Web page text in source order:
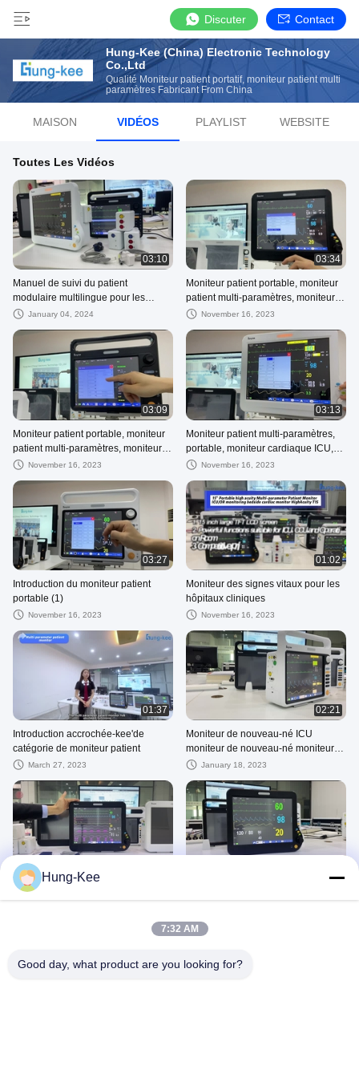
Discuter Contact
Hung-Kee (China) Electronic Technology
Co.,Ltd
Qualité Moniteur patient portatif, moniteur patient multi
paramètres Fabricant From China
MAISON VIDÉOS PLAYLIST WEBSITE
Toutes Les Vidéos
03:10
Manuel de suivi du patient
modulaire multilingue pour les
ambulances hospitalières ODM
January 04, 2024
03:34
Moniteur patient portable, moniteur
patient multi-paramètres, moniteur
patient cardiaque
November 16, 2023
03:09
Moniteur patient portable, moniteur
patient multi-paramètres, moniteur
cardiaque ICU
November 16, 2023
03:13
Moniteur patient multi-paramètres,
portable, moniteur cardiaque ICU,
moniteur patient nouveau-né
November 16, 2023
03:27
Introduction du moniteur patient
portable (1)
November 16, 2023
01:02
Moniteur des signes vitaux pour les
hôpitaux cliniques
November 16, 2023
01:37
Introduction accrochée-kee'de
catégorie de moniteur patient
March 27, 2023
02:21
Moniteur de nouveau-né ICU
moniteur de nouveau-né moniteur
de patient cardiaque moniteur de
January 18, 2023
Moniteur d'anesthésie moniteur
cardiaque ICU moniteur patient
patient pour animaux de compagnie
vétérinaire clinique
Hung-Kee
7:32 AM
Good day, what product are you looking for?